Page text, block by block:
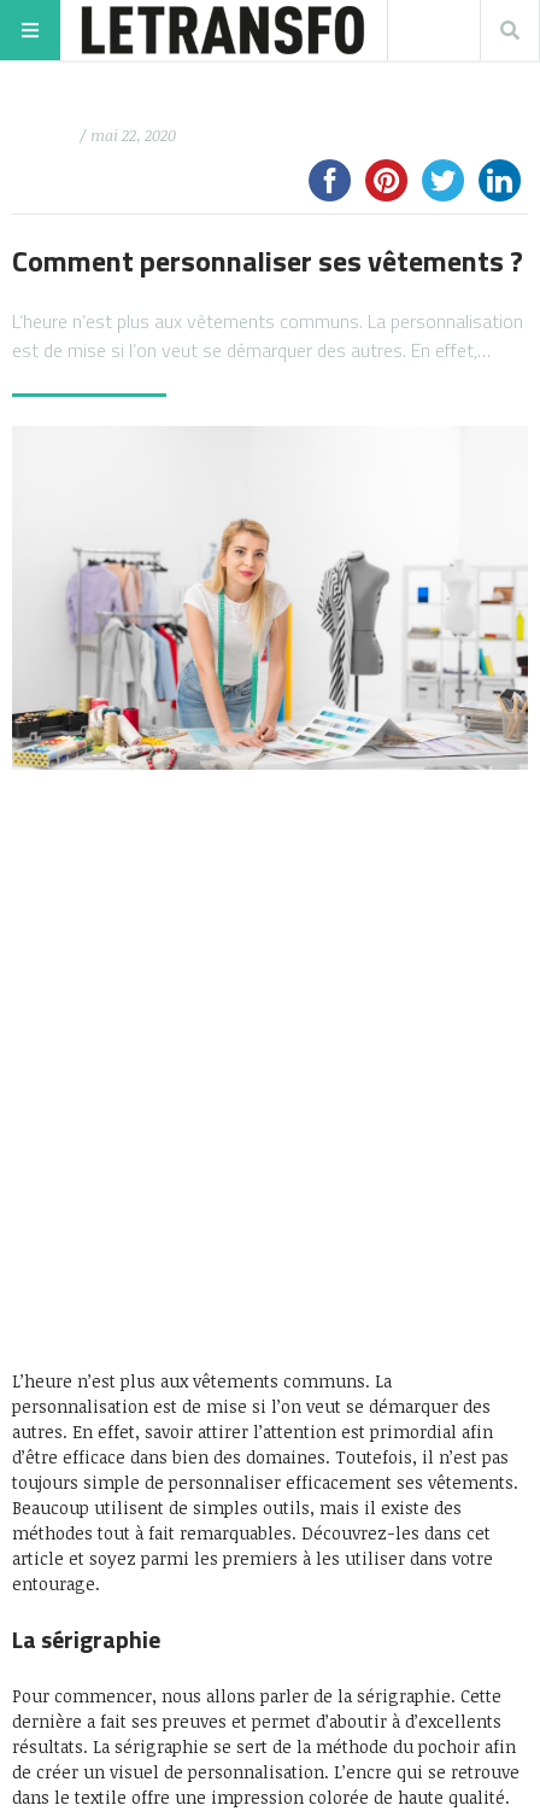
/ mai 22, 2020
Comment personnaliser ses vêtements ?
L’heure n’est plus aux vêtements communs. La personnalisation
est de mise si l’on veut se démarquer des autres. En effet,…
L’heure n’est plus aux vêtements communs. La
personnalisation est de mise si l’on veut se démarquer des
autres. En effet, savoir attirer l’attention est primordial afin
d’être efficace dans bien des domaines. Toutefois, il n’est pas
toujours simple de personnaliser efficacement ses vêtements.
Beaucoup utilisent de simples outils, mais il existe des
méthodes tout à fait remarquables. Découvrez-les dans cet
article et soyez parmi les premiers à les utiliser dans votre
entourage.
La sérigraphie
Pour commencer, nous allons parler de la sérigraphie. Cette
dernière a fait ses preuves et permet d’aboutir à d’excellents
résultats. La sérigraphie se sert de la méthode du pochoir afin
de créer un visuel de personnalisation. L’encre qui se retrouve
dans le textile offre une impression colorée de haute qualité.